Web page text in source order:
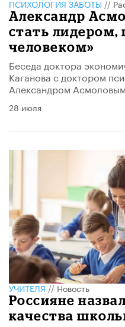
ПСИХОЛОГИЯ ЗАБОТЫ//
Александр
стать лидером,
человеком»
Беседа доктора
Каганова с доктором
Александром Асмоловым.
28 июля
УЧИТЕЛЯ//Новость
Россияне
качества